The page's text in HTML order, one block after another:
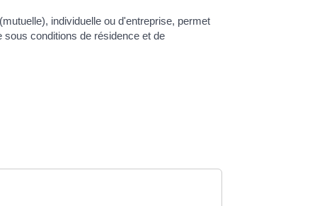
individuelle ou d'entreprise, permet
conditions de résidence et de